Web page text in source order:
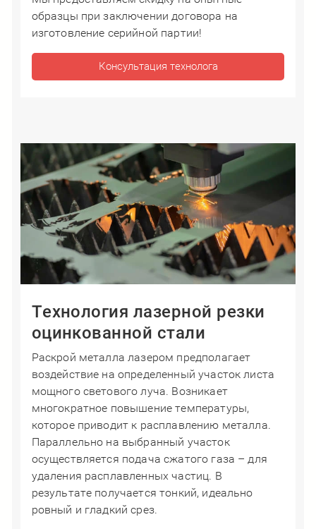
образцы при заключении договора на
изготовление серийной партии!
Консультация технолога
Технология лазерной резки
оцинкованной стали
Раскрой металла лазером предполагает
воздействие на определенный участок листа
мощного светового луча. Возникает
многократное повышение температуры,
которое приводит к расплавлению металла.
Параллельно на выбранный участок
осуществляется подача сжатого газа – для
удаления расплавленных частиц. В
результате получается тонкий, идеально
ровный и гладкий срез.